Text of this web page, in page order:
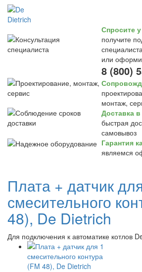
Спросите
получите
или
8 (800)
монтаж,
Доставка
быстрая
самовывоз
Гарантия
являемся
Плата + датчик
смесительного
48), De Dietrich
Для подключения к автоматике котлов